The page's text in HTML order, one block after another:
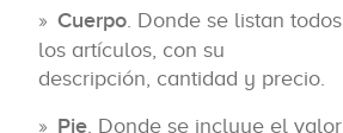
Cuerpo. Donde se listan todos
los artículos, con su
descripción, cantidad y precio.
Pie. Donde se incluye el valor